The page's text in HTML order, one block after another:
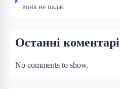
вона не падає
Останні коментарі
No comments to show.